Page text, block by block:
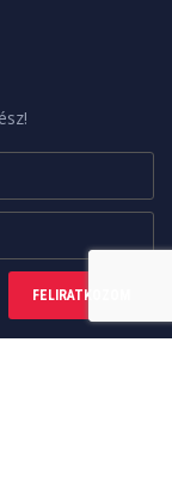
FELIRATKOZOM